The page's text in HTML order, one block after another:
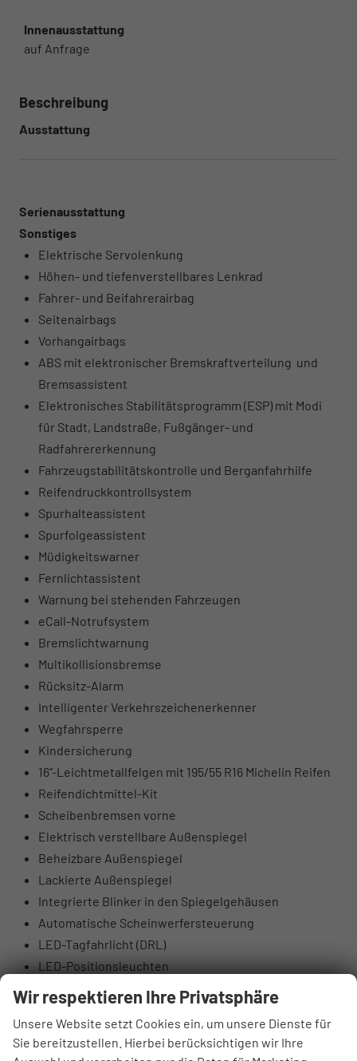
Innenausstattung
auf Anfrage
Beschreibung
Ausstattung
Serienausstattung
Sonstiges
Elektrische Servolenkung
Höhen- und tiefenverstellbares Lenkrad
Fahrer- und Beifahrerairbag
Seitenairbags
Vorhangairbags
ABS mit elektronischer Bremskraftverteilung und
Bremsassistent
Elektronisches Stabilitätsprogramm (ESP) mit Modi
für Stadt, Landstraße, Fußgänger- und
Radfahrererkennung
Fahrzeugstabilitätskontrolle und Berganfahrhilfe
Reifendruckkontrollsystem
Spurhalteassistent
Spurfolgeassistent
Müdigkeitswarner
Fernlichtassistent
Warnung bei stehenden Fahrzeugen
eCall-Notrufsystem
Bremslichtwarnung
Multikollisionsbremse
Rücksitz-Alarm
Intelligenter Verkehrszeichenerkenner
Wegfahrsperre
Kindersicherung
16“-Leichtmetallfelgen mit 195/55 R16 Michelin Reifen
Reifendichtmittel-Kit
Scheibenbremsen vorne
Elektrisch verstellbare Außenspiegel
Beheizbare Außenspiegel
Lackierte Außenspiegel
Integrierte Blinker in den Spiegelgehäusen
Automatische Scheinwerfersteuerung
LED-Tagfahrlicht (DRL)
LED-Positionsleuchten
Nebelscheinwerfer hinten
Tönung der Scheiben
Beleuchteter Schminkspiegel
Lederlenkrad
Wir respektieren Ihre Privatsphäre
Unsere Website setzt Cookies ein, um unsere Dienste für
Sie bereitzustellen. Hierbei berücksichtigen wir Ihre